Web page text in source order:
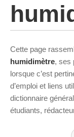
Cette page
humidimètre, ses
lorsque c’est
d’emploi et liens
dictionnaire
étudiants,